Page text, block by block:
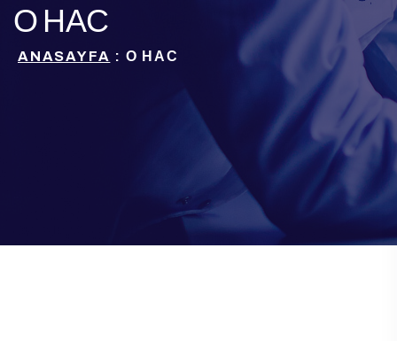
О НАС
ANASAYFA : О НАС